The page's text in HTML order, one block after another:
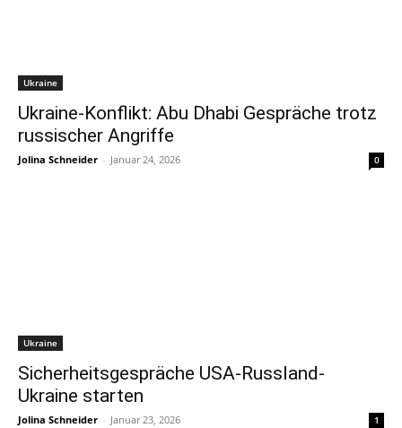
Ukraine
Ukraine-Konflikt: Abu Dhabi Gespräche trotz
russischer Angriffe
Jolina Schneider - Januar 24, 2026 0
Ukraine
Sicherheitsgespräche USA-Russland-
Ukraine starten
Jolina Schneider - Januar 23, 2026 1